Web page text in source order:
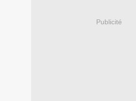
Publicité